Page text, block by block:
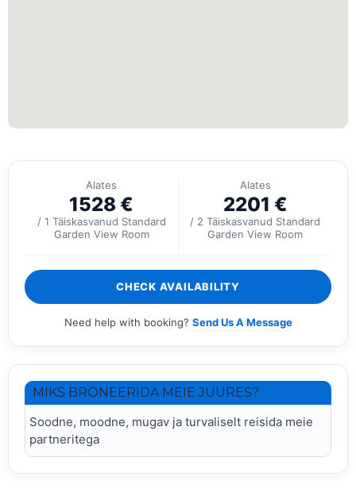
Alates
1528 €
/ 1 Täiskasvanud Standard
Garden View Room
Alates
2201 €
/ 2 Täiskasvanud Standard
Garden View Room
CHECK AVAILABILITY
Need help with booking? Send Us A Message
MIKS BRONEERIDA MEIE JUURES?
Soodne, moodne, mugav ja turvaliselt reisida meie
partneritega